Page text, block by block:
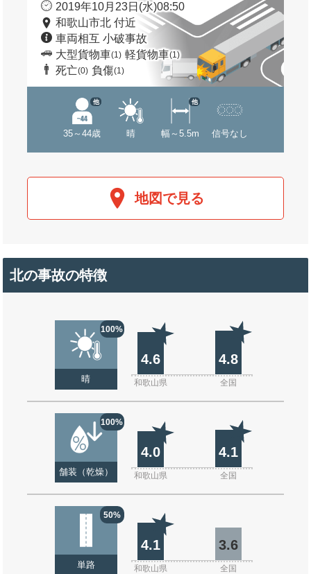
2019年10月23日(水)08:50
和歌山市北 付近
車両相互 小破事故
大型貨物車(1) 軽貨物車(1)
死亡(0) 負傷(1)
35～44歳
他
晴 幅～5.5m
他
信号なし
地図で見る
北の事故の特徴
100%
晴
4.6 4.8
和歌山県 全国
100%
舗装（乾燥）
4.0 4.1
和歌山県 全国
50%
単路
4.1 3.6
和歌山県 全国